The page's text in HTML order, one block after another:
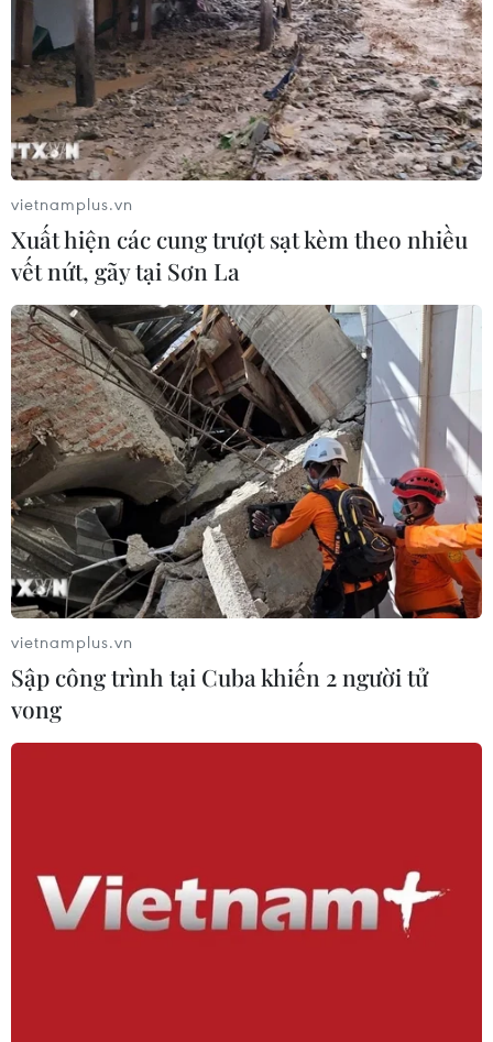
800ha lúa vụ Hè Thu
13/09/2023 09:15
Mưa lớn kéo dài kèm theo gió mạnh, kéo dài từ đầu
tháng 9 tới nay trên địa bàn tỉnh Cà Mau, đã làm ảnh
hưởng đến năng suất và tiến độ thu hoạch lúa Hè Thu
của nông dân địa phương.
Nông dân tỉnh Kiên Giang 'được mùa,
trúng giá' vụ lúa Hè Thu
22/08/2023 12:24
Vụ lúa được đánh giá là "được mùa, trúng giá," mang
về lợi nhuận cho nông dân khoảng 1,3-1,7 triệu
vietnamplus.vn
Xuất hiện các cung trượt sạt kèm theo nhiều
vết nứt, gãy tại Sơn La
vietnamplus.vn
Sập công trình tại Cuba khiến 2 người tử
vong